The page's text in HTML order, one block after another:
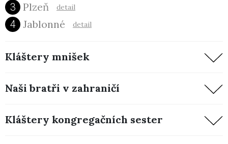
3 Plzeň detail
4 Jablonné detail
Kláštery mnišek
Naši bratři v zahraničí
Kláštery kongregačních sester